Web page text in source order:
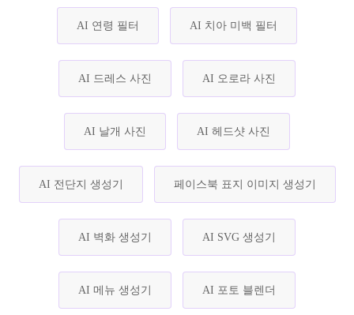
AI 연령 필터 AI 치아 미백 필터
AI 드레스 사진 AI 오로라 사진
AI 날개 사진 AI 헤드샷 사진
AI 전단지 생성기 페이스북 표지 이미지 생성기
AI 벽화 생성기 AI SVG 생성기
AI 메뉴 생성기 AI 포토 블렌더